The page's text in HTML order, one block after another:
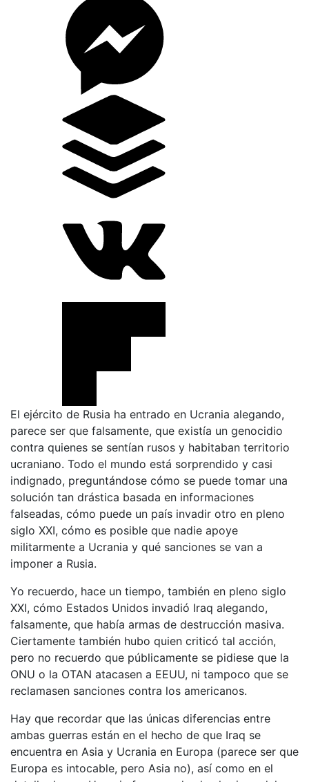
El ejército de Rusia ha entrado en Ucrania alegando,
parece ser que falsamente, que existía un genocidio
contra quienes se sentían rusos y habitaban territorio
ucraniano. Todo el mundo está sorprendido y casi
indignado, preguntándose cómo se puede tomar una
solución tan drástica basada en informaciones
falseadas, cómo puede un país invadir otro en pleno
siglo XXI, cómo es posible que nadie apoye
militarmente a Ucrania y qué sanciones se van a
imponer a Rusia.
Yo recuerdo, hace un tiempo, también en pleno siglo
XXI, cómo Estados Unidos invadió Iraq alegando,
falsamente, que había armas de destrucción masiva.
Ciertamente también hubo quien criticó tal acción,
pero no recuerdo que públicamente se pidiese que la
ONU o la OTAN atacasen a EEUU, ni tampoco que se
reclamasen sanciones contra los americanos.
Hay que recordar que las únicas diferencias entre
ambas guerras están en el hecho de que Iraq se
encuentra en Asia y Ucrania en Europa (parece ser que
Europa es intocable, pero Asia no), así como en el